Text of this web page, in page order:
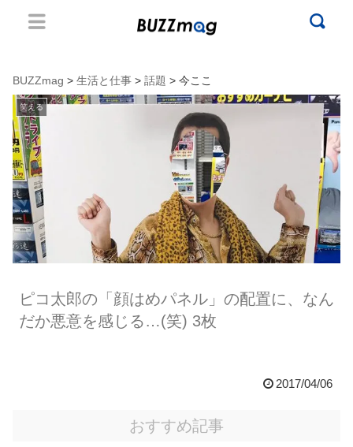
BUZZmag > 生活と仕事 > 話題 > 今ここ
笑える
ピコ太郎の「顔はめパネル」の配置に、なん
だか悪意を感じる…(笑) 3枚
2017/04/06
おすすめ記事